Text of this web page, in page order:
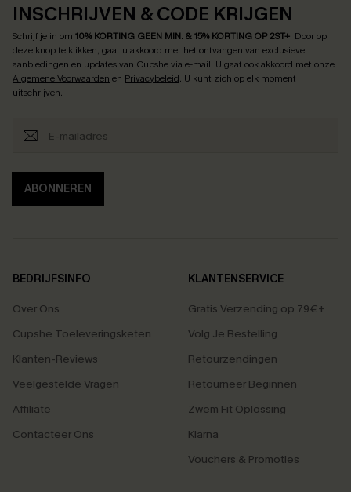
INSCHRIJVEN & CODE KRIJGEN
Schrijf je in om 10% KORTING GEEN MIN. & 15% KORTING OP 2ST+. Door op
deze knop te klikken, gaat u akkoord met het ontvangen van exclusieve
aanbiedingen en updates van Cupshe via e-mail. U gaat ook akkoord met onze
Algemene Voorwaarden en Privacybeleid. U kunt zich op elk moment
uitschrijven.
ABONNEREN
BEDRIJFSINFO
Over Ons
Cupshe Toeleveringsketen
Klanten-Reviews
Veelgestelde Vragen
Affiliate
Contacteer Ons
KLANTENSERVICE
Gratis Verzending op 79€+
Volg Je Bestelling
Retourzendingen
Retourneer Beginnen
Zwem Fit Oplossing
Klarna
Vouchers & Promoties